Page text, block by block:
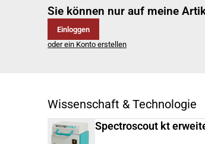
Sie können nur auf meine
Einloggen
oder ein Konto erstellen
Wissenschaft & Technologie
Spectroscout kt